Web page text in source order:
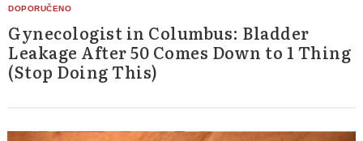
Gynecologist in Columbus: Bladder
Leakage After 50 Comes Down to 1 Thing
(Stop Doing This)